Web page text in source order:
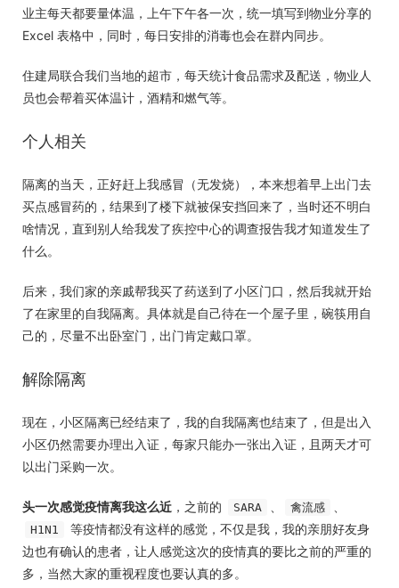
业主每天都要量体温，上午下午各一次，统一填写到物业分享的
Excel 表格中，同时，每日安排的消毒也会在群内同步。
住建局联合我们当地的超市，每天统计食品需求及配送，物业人
员也会帮着买体温计，酒精和燃气等。
个人相关
隔离的当天，正好赶上我感冒（无发烧），本来想着早上出门去
买点感冒药的，结果到了楼下就被保安挡回来了，当时还不明白
啥情况，直到别人给我发了疾控中心的调查报告我才知道发生了
什么。
后来，我们家的亲戚帮我买了药送到了小区门口，然后我就开始
了在家里的自我隔离。具体就是自己待在一个屋子里，碗筷用自
己的，尽量不出卧室门，出门肯定戴口罩。
解除隔离
现在，小区隔离已经结束了，我的自我隔离也结束了，但是出入
小区仍然需要办理出入证，每家只能办一张出入证，且两天才可
以出门采购一次。
头一次感觉疫情离我这么近 ，之前的 SARA 禽流感
H1N1
等疫情都没有这样的感觉，不仅是我，我的亲朋好友身
边也有确认的患者，让人感觉这次的疫情真的要比之前的严重的
多，当然大家的重视程度也要认真的多。